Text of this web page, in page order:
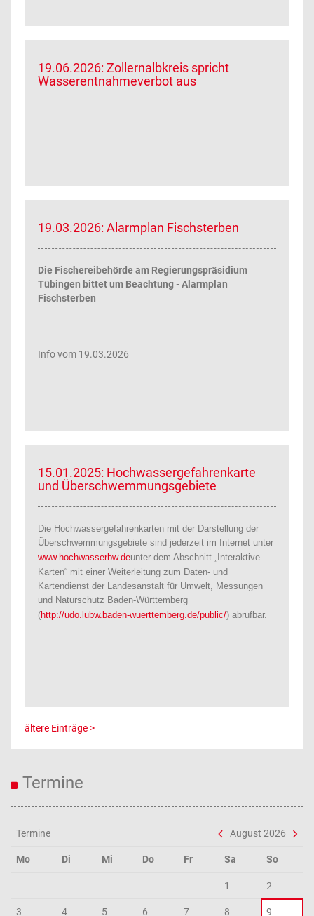
19.06.2026: Zollernalbkreis spricht
Wasserentnahmeverbot aus
19.03.2026: Alarmplan Fischsterben
Die Fischereibehörde am Regierungspräsidium
Tübingen bittet um Beachtung - Alarmplan
Fischsterben
Info vom 19.03.2026
15.01.2025: Hochwassergefahrenkarte
und Überschwemmungsgebiete
Die Hochwassergefahrenkarten mit der Darstellung der
Überschwemmungsgebiete sind jederzeit im Internet unter
www.hochwasserbw.deunter dem Abschnitt „Interaktive
Karten“ mit einer Weiterleitung zum Daten- und
Kartendienst der Landesanstalt für Umwelt, Messungen
und Naturschutz Baden-Württemberg
(http://udo.lubw.baden-wuerttemberg.de/public/) abrufbar.
ältere Einträge >
Termine
Termine August 2026
Mo Di Mi Do Fr Sa So
1 2
3 4 5 6 7 8 9